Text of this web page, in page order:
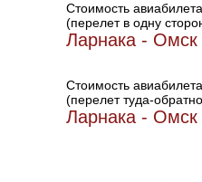
Стоимость
(перелет в одну
Ларнака - Омск
Стоимость
(перелет туда-
Ларнака - Омск